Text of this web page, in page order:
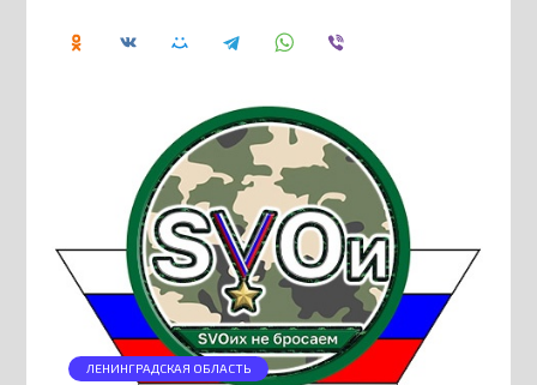
ЛЕНИНГРАДСКАЯ ОБЛАСТЬ